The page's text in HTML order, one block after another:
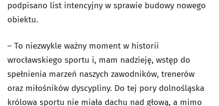
podpisano list intencyjny w sprawie budowy nowego
obiektu.
– To niezwykle ważny moment w historii
wrocławskiego sportu i, mam nadzieję, wstęp do
spełnienia marzeń naszych zawodników, trenerów
oraz miłośników dyscypliny. Do tej pory dolnośląska
królowa sportu nie miała dachu nad głową, a mimo